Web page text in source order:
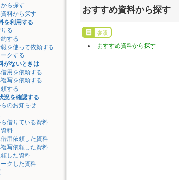
ら探す
料から探す
を利用する
る
する
を使って依頼する
クする
がないときは
用を依頼する
写を依頼する
する
況を確認する
らのお知らせ
ら借りている資料
料
用依頼した資料
写依頼した資料
した資料
クした資料
おすすめ資料から探す
参照
おすすめ資料から探す